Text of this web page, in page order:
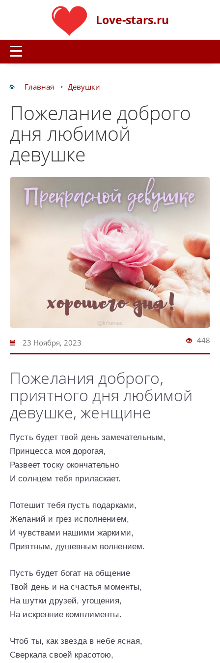
Love-stars.ru
Главная Девушки
Пожелание доброго
дня любимой
девушке
23 Ноября, 2023 448
Пожелания доброго,
приятного дня любимой
девушке, женщине
Пусть будет твой день замечательным,
Принцесса моя дорогая,
Развеет тоску окончательно
И солнцем тебя приласкает.
Потешит тебя пусть подарками,
Желаний и грез исполнением,
И чувствами нашими жаркими,
Приятным, душевным волнением.
Пусть будет богат на общение
Твой день и на счастья моменты,
На шутки друзей, угощения,
На искренние комплименты.
Чтоб ты, как звезда в небе ясная,
Сверкала своей красотою,